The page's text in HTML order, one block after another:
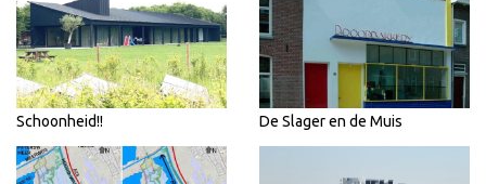
Schoonheid!! De Slager en de Muis